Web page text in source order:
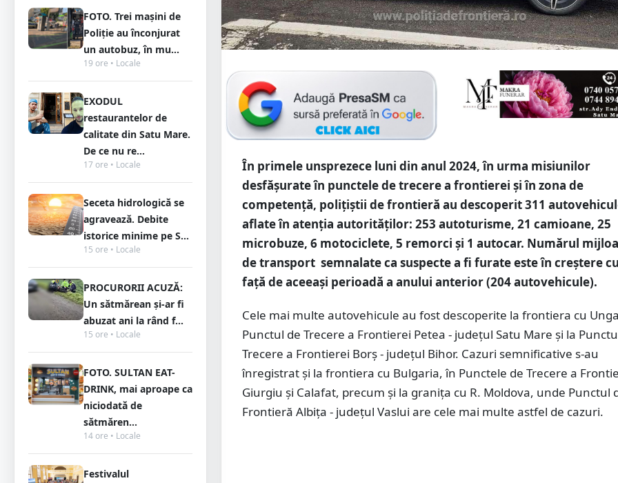
FOTO. Trei mașini de
Poliție au înconjurat
un autobuz, în mu...
19 ore • Locale
EXODUL
restaurantelor de
calitate din Satu Mare.
De ce nu re...
17 ore • Locale
Seceta hidrologică se
agravează. Debite
istorice minime pe S...
15 ore • Locale
PROCURORII ACUZĂ:
Un sătmărean și-ar fi
abuzat ani la rând f...
15 ore • Locale
FOTO. SULTAN EAT-
DRINK, mai aproape ca
niciodată de
sătmăren...
14 ore • Locale
Festivalul
În primele unsprezece luni din anul 2024, în urma misiunilor
desfăşurate în punctele de trecere a frontierei şi în zona de
competenţă, poliţiştii de frontieră au descoperit 311
aflate în atenţia autorităţilor: 253 autoturisme, 21 camioane, 25
microbuze, 6 motociclete, 5 remorci și 1 autocar. Numărul
de transport semnalate ca suspecte a fi furate este în creștere
faţă de aceeaşi perioadă a anului anterior (204 autovehicule).
Cele mai multe autovehicule au fost descoperite la frontiera cu
Punctul de Trecere a Frontierei Petea - judeţul Satu Mare şi la
Trecere a Frontierei Borş - judeţul Bihor. Cazuri semnificative s-au
înregistrat şi la frontiera cu Bulgaria, în Punctele de Trecere a
Giurgiu şi Calafat, precum şi la graniţa cu R. Moldova, unde Punctul
Frontieră Albiţa - judeţul Vaslui are cele mai multe astfel de cazuri.